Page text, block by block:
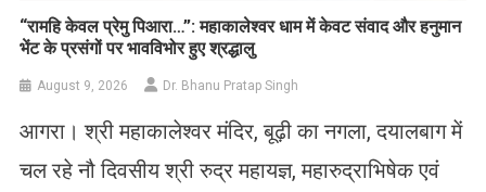
​“रामहि केवल प्रेमु पिआरा…”: महाकालेश्वर धाम में केवट संवाद और हनुमान
भेंट के प्रसंगों पर भावविभोर हुए श्रद्धालु
August 9, 2026 Dr. Bhanu Pratap Singh
आगरा। श्री महाकालेश्वर मंदिर, बूढ़ी का नगला, दयालबाग में
चल रहे नौ दिवसीय श्री रुद्र महायज्ञ, महारुद्राभिषेक एवं